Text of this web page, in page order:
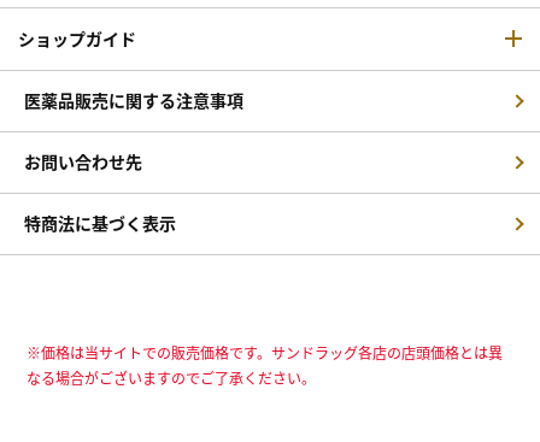
ショップガイド
医薬品販売に関する注意事項
お問い合わせ先
特商法に基づく表示
※価格は当サイトでの販売価格です。サンドラッグ各店の店頭価格とは異
なる場合がございますのでご了承ください。